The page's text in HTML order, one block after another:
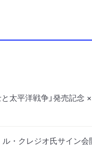
と太平洋戦争」発売記
ル・クレジオ氏サイン